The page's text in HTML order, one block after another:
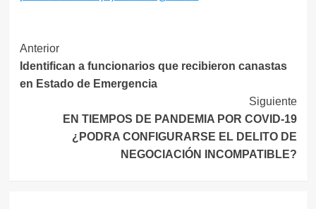
Navegación
de
Anterior
Identifican a funcionarios que recibieron canastas
en Estado de Emergencia
Siguiente
EN TIEMPOS DE PANDEMIA POR COVID-19
¿PODRA CONFIGURARSE EL DELITO DE
NEGOCIACIÓN INCOMPATIBLE?